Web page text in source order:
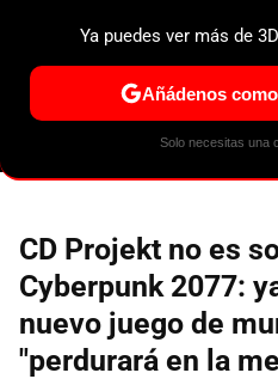
ESPECIALES PS5
CD Projekt no es
Cyberpunk 2077:
nuevo juego de
"perdurará en la
Ya puedes ver más de
Añádenos
Solo necesitas una